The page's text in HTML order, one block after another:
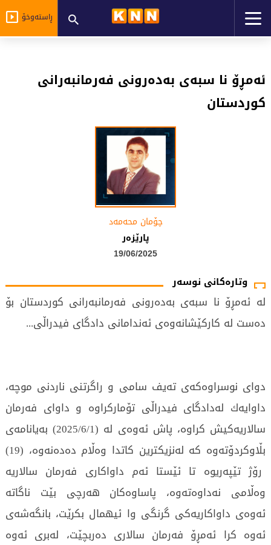
ڕاستەوخۆ
ئەمڕۆ نا سبەی بەدەرونی فەرمانبەرانی
کوردستان
چۆمان محه‌مه‌د
پارێزەر
19/06/2025
وتارەکانی نوسەر
لە ئەمڕۆ نا سبەی بەدەرونی فەرمانبەرانی کوردستان بۆ
دەست لە كاركێشانەوەی ئەندامانی دادگای فیدراڵی...
دوای نوسراوەكەی تەیف سامی و راگرتنی ناردنی موچە،
داوایەك لەدادگای فیدراڵی تۆماركراوە و داوای فەرمان
سالاریەكیش كراوە، پاش ئەوەی لە (2025/6/1) بەیانامەی
بڵاوكردۆتەوە كە لەنزیكترین كاتدا وەڵام دەدەنەوە، (19)
رۆژ تێپەریوە تا ئێستا ئەم داواكاری فەرمان سالاریە
وەڵامی نەداوەتەوە، پاساوەكان هەرچی بێت ناگاتە
ئەوەی داواكاریەكی گرنگی وا ئیهمال بكرێت، بانگەشەی
ئەوە كرا ئەمڕۆ فەرمان سالاری دەربچێت، لەبری ئەوە